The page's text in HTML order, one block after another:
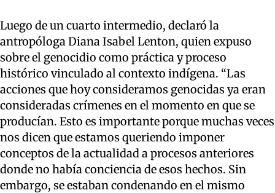
Luego de un cuarto intermedio, declaró la
antropóloga Diana Isabel Lenton, quien expuso
sobre el genocidio como práctica y proceso
histórico vinculado al contexto indígena. “Las
acciones que hoy consideramos genocidas ya eran
consideradas crímenes en el momento en que se
producían. Esto es importante porque muchas veces
nos dicen que estamos queriendo imponer
conceptos de la actualidad a procesos anteriores
donde no había conciencia de esos hechos. Sin
embargo, se estaban condenando en el mismo